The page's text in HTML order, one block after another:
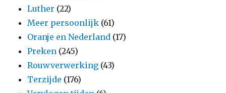
Luther (22)
Meer persoonlijk (61)
Oranje en Nederland (17)
Preken (245)
Rouwverwerking (43)
Terzijde (176)